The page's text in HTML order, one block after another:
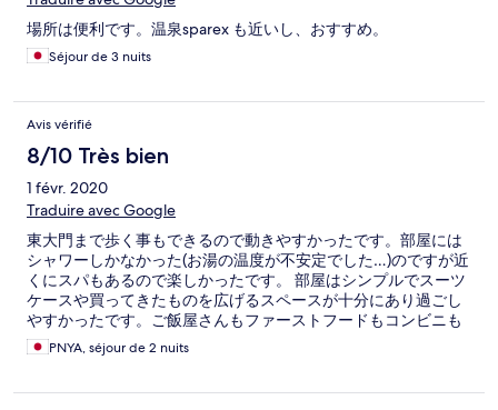
場所は便利です。温泉sparex も近いし、おすすめ。
Séjour de 3 nuits
Avis vérifié
8/10 Très bien
1 févr. 2020
Traduire avec Google
東大門まで歩く事もできるので動きやすかったです。部屋には
シャワーしかなかった(お湯の温度が不安定でした…)のですが近
くにスパもあるので楽しかったです。 部屋はシンプルでスーツ
ケースや買ってきたものを広げるスペースが十分にあり過ごし
やすかったです。ご飯屋さんもファーストフードもコンビニも
あるので不便しなかったです。 おじさん達の原宿と呼ばれるよ
うな蚤の市も近くディープな感じでした。
PNYA, séjour de 2 nuits